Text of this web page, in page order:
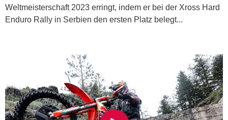
Weltmeisterschaft 2023 erringt, indem er bei der Xross Hard
Enduro Rally in Serbien den ersten Platz belegt...